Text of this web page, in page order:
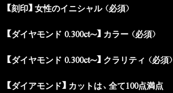
【刻印】女性のイニシャル（必須）
【ダイヤモンド 0.300ct～】カラー（必須）
【ダイヤモンド 0.300ct～】クラリティ（必須）
【ダイアモンド】カットは、全て100点満点